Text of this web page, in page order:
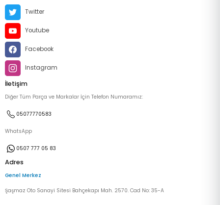
Twitter
Youtube
Facebook
Instagram
İletişim
Diğer Tüm Parça ve Markalar İçin Telefon Numaramız:
05077770583
WhatsApp
0507 777 05 83
Adres
Genel Merkez
Şaşmaz Oto Sanayi Sitesi Bahçekapı Mah. 2570. Cad No: 35-A